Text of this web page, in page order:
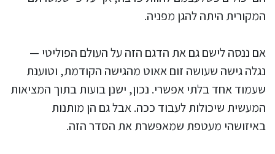
המקורית היתה להגן מפניה.
אם ננסה לישם גם את הדגם הזה על העולם הפוליטי —
נגלה גישה שעושה זום אאוט מהגישה הקודמת, וטוענת
שעמוד אחד בלתי אפשרי. נכון, ישנן בועות בתוך המציאות
המעשית שיכולות לעבוד ככה. אבל גם הן מותנות
באיזושהי מעטפת שמאפשרת את הסדר הזה.